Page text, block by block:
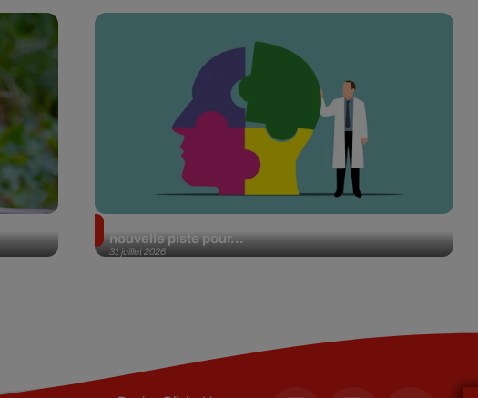
31 juillet 2026
nouvelle piste pour...